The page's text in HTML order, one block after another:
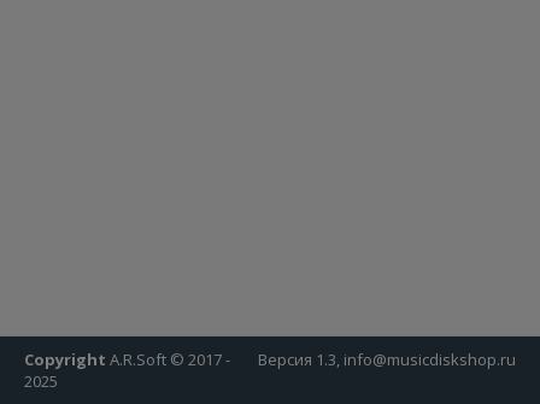
Версия 1.3, info@musicdiskshop.ru
Copyright A.R.Soft © 2017 -
2025